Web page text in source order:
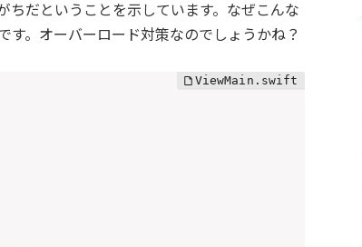
ちだということを示しています。なぜこんな
。オーバーロード対策なのでしょうかね？